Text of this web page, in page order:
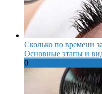
Сколько по времени
Основные этапы и
0